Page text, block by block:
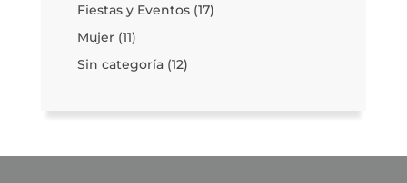
Fiestas y Eventos(17)
Mujer(11)
Sin categoría(12)